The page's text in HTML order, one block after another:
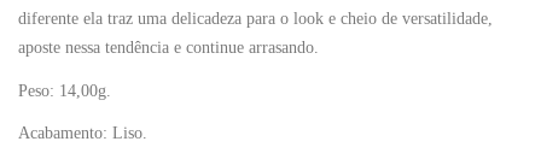
diferente ela traz uma delicadeza para o look e cheio de versatilidade,
aposte nessa tendência e continue arrasando.
Peso: 14,00g.
Acabamento: Liso.